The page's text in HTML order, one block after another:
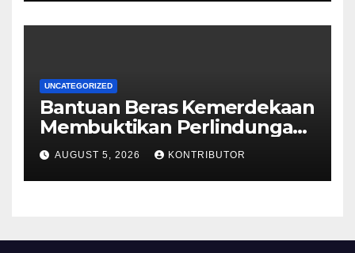
UNCATEGORIZED
Bantuan Beras Kemerdekaan
Membuktikan Perlindungan
Sosial Berjalan sampai ke
Rumah Rakyat
AUGUST 5, 2026 KONTRIBUTOR